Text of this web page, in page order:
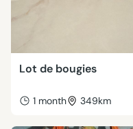
Lot de bougies
1 month 349km